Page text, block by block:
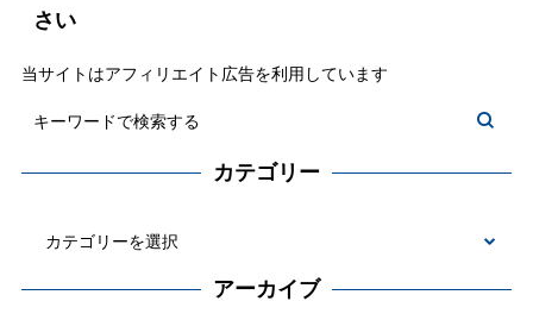
さい
当サイトはアフィリエイト広告を利用しています
カテゴリー
アーカイブ